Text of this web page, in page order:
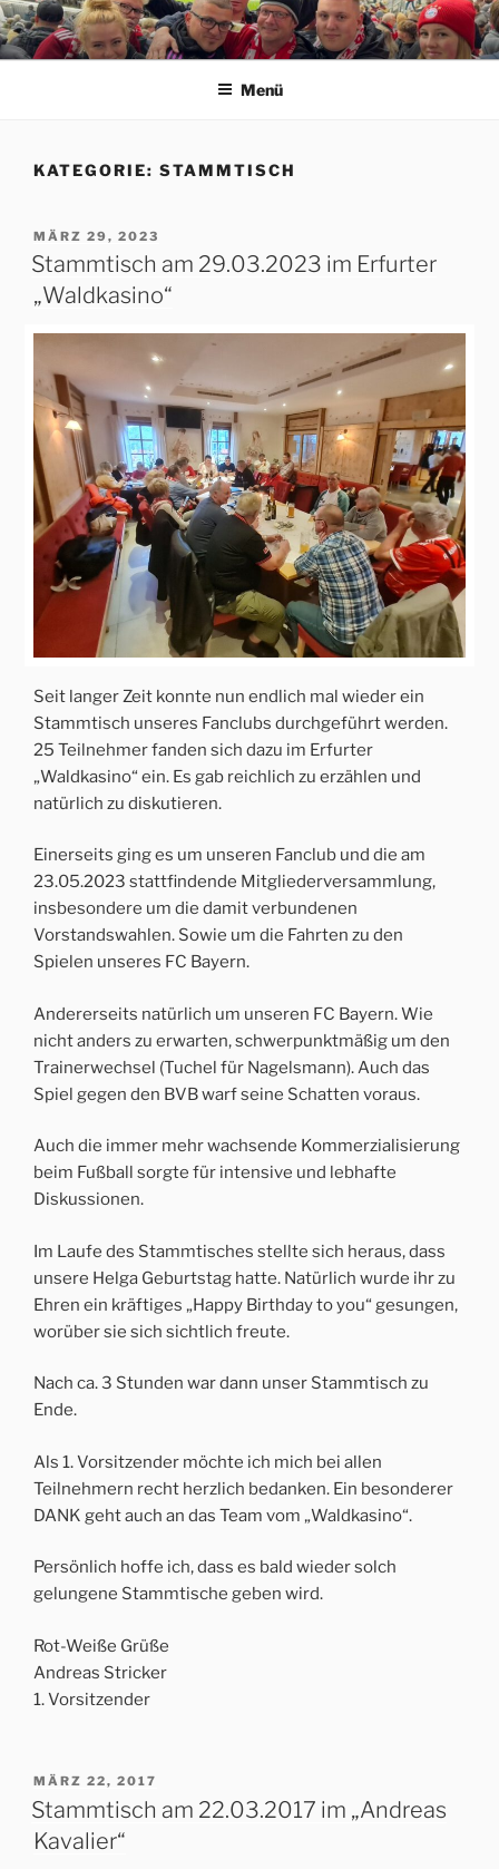
Zum
Inhalt
springenERFORDIA BAVARIA E.V.
Herzlich Willkommen auf der Homepage des Erfurter FC Bayern
Menü
KATEGORIE: STAMMTISCH
VERÖFFENTLICHT
AM
MÄRZ 29, 2023
Stammtisch am 29.03.2023 im Erfurter
„Waldkasino“
Seit langer Zeit konnte nun endlich mal wieder ein
Stammtisch unseres Fanclubs durchgeführt werden.
25 Teilnehmer fanden sich dazu im Erfurter
„Waldkasino“ ein. Es gab reichlich zu erzählen und
natürlich zu diskutieren.
Einerseits ging es um unseren Fanclub und die am
23.05.2023 stattfindende Mitgliederversammlung,
insbesondere um die damit verbundenen
Vorstandswahlen. Sowie um die Fahrten zu den
Spielen unseres FC Bayern.
Andererseits natürlich um unseren FC Bayern. Wie
nicht anders zu erwarten, schwerpunktmäßig um den
Trainerwechsel (Tuchel für Nagelsmann). Auch das
Spiel gegen den BVB warf seine Schatten voraus.
Auch die immer mehr wachsende Kommerzialisierung
beim Fußball sorgte für intensive und lebhafte
Diskussionen.
Im Laufe des Stammtisches stellte sich heraus, dass
unsere Helga Geburtstag hatte. Natürlich wurde ihr zu
Ehren ein kräftiges „Happy Birthday to you“ gesungen,
worüber sie sich sichtlich freute.
Nach ca. 3 Stunden war dann unser Stammtisch zu
Ende.
Als 1. Vorsitzender möchte ich mich bei allen
Teilnehmern recht herzlich bedanken. Ein besonderer
DANK geht auch an das Team vom „Waldkasino“.
Persönlich hoffe ich, dass es bald wieder solch
gelungene Stammtische geben wird.
Rot-Weiße Grüße
Andreas Stricker
1. Vorsitzender
VERÖFFENTLICHT
AM
MÄRZ 22, 2017
Stammtisch am 22.03.2017 im „Andreas
Kavalier“